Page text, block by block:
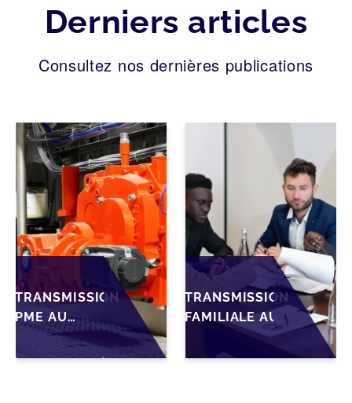
Derniers articles
Consultez nos dernières publications
TRANSMISSION
PME AU
MAROC :
PRÉPARATIONS
TRANSMISSION
FAMILIALE AU
ANTICIPER LA